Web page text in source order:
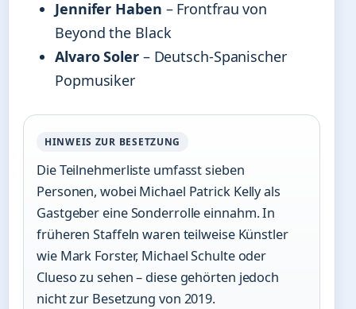
Jennifer Haben – Frontfrau von
Beyond the Black
Alvaro Soler– Deutsch-Spanischer
Popmusiker
HINWEIS ZUR BESETZUNG
Die Teilnehmerliste umfasst sieben
Personen, wobei Michael Patrick Kelly als
Gastgeber eine Sonderrolle einnahm. In
früheren Staffeln waren teilweise Künstler
wie Mark Forster, Michael Schulte oder
Clueso zu sehen – diese gehörten jedoch
nicht zur Besetzung von 2019.